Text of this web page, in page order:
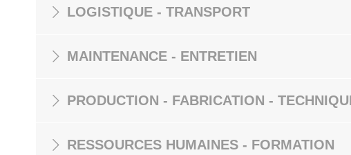
LOGISTIQUE - TRANSPORT
MAINTENANCE - ENTRETIEN
PRODUCTION - FABRICATION -
RESSOURCES HUMAINES - FORMATION